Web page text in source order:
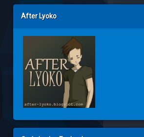
After Lyoko